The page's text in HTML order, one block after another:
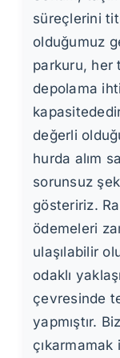
süreçlerini
olduğumuz
parkuru, her
depolama
değerli
hurda alım
sorunsuz
gösteririz.
ödemeleri
ulaşılabilir
odaklı
çevresinde
yapmıştır.